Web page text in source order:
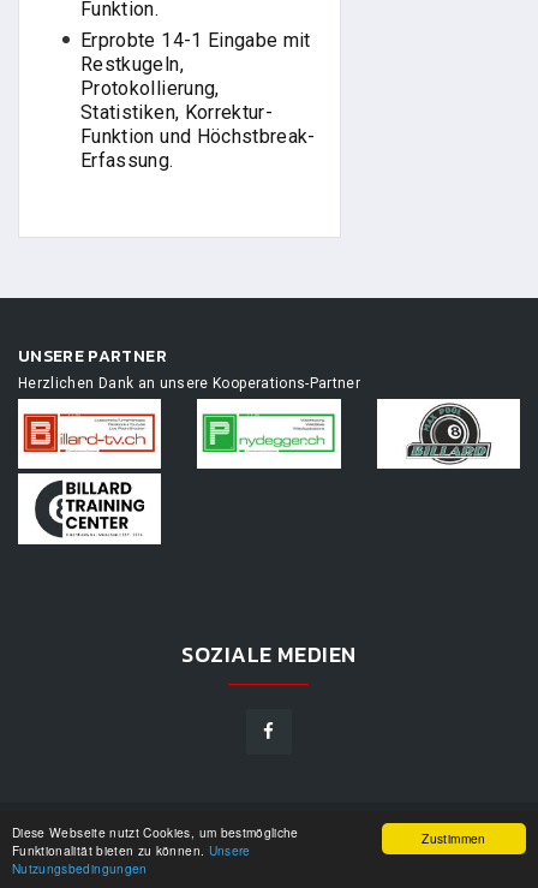
Zustimmen
Diese Webseite nutzt Cookies, um bestmögliche
Funktionalität bieten zu können. Unsere
Nutzungsbedingungen
Funktion.
Erprobte 14-1 Eingabe mit
Restkugeln,
Protokollierung,
Statistiken, Korrektur-
Funktion und Höchstbreak-
Erfassung.
UNSERE PARTNER
Herzlichen Dank an unsere Kooperations-Partner
SOZIALE MEDIEN
TOURNAMENTAPP.DE ©2026|DESIGN BY
UNSERE
NUTZUNGSBEDINGUNGEN